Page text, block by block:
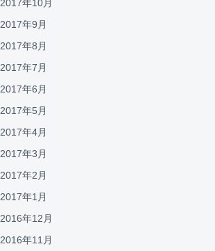
2017年10月
2017年9月
2017年8月
2017年7月
2017年6月
2017年5月
2017年4月
2017年3月
2017年2月
2017年1月
2016年12月
2016年11月